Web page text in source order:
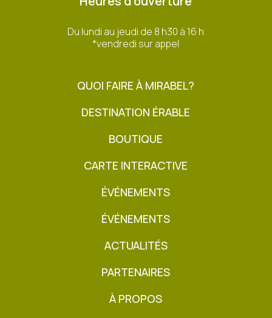
Du lundi au jeudi de 8 h30 à 16 h
*vendredi sur appel
QUOI FAIRE À MIRABEL?
DESTINATION ÉRABLE
BOUTIQUE
CARTE INTERACTIVE
ÉVÉNEMENTS
ÉVÉNEMENTS
ACTUALITÉS
PARTENAIRES
À PROPOS